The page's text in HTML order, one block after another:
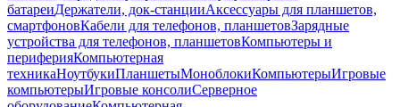
батареиДержатели, док-станцииАксессуары для планшетов,
смартфоновКабели для телефонов, планшетовЗарядные
устройства для телефонов, планшетовКомпьютеры и
периферияКомпьютерная
техникаНоутбукиПланшетыМоноблокиКомпьютерыИгровые
компьютерыИгровые консолиСерверное